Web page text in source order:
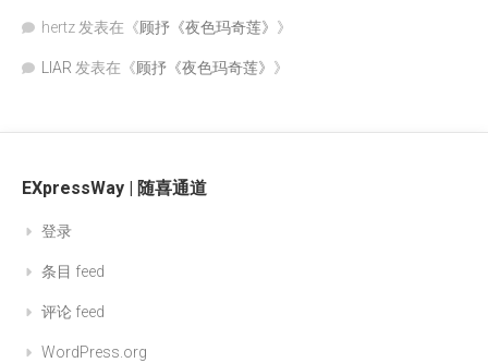
hertz发表在《顾抒《夜色玛奇莲》 》
LIAR 发表在《顾抒《夜色玛奇莲》 》
EXpressWay | 随喜通道
登录
条目 feed
评论 feed
WordPress.org